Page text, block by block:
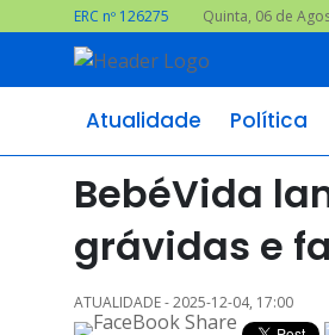
ERC nº 126275 Quinta, 06 de
Atualidade Política
BebéVida
grávidas e
ATUALIDADE - 2025-12-04, 17:00